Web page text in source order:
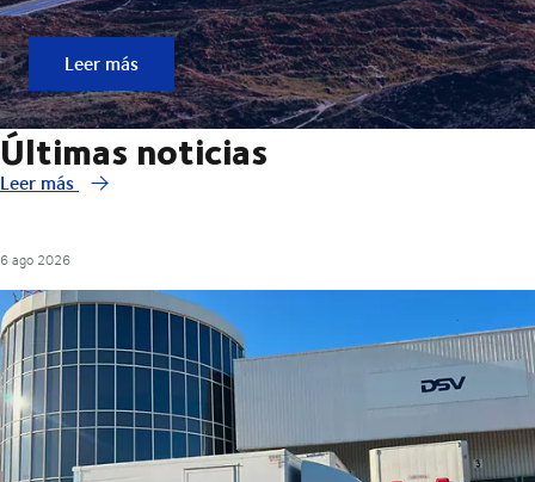
Leer más
Últimas noticias
Leer más
6 ago 2026